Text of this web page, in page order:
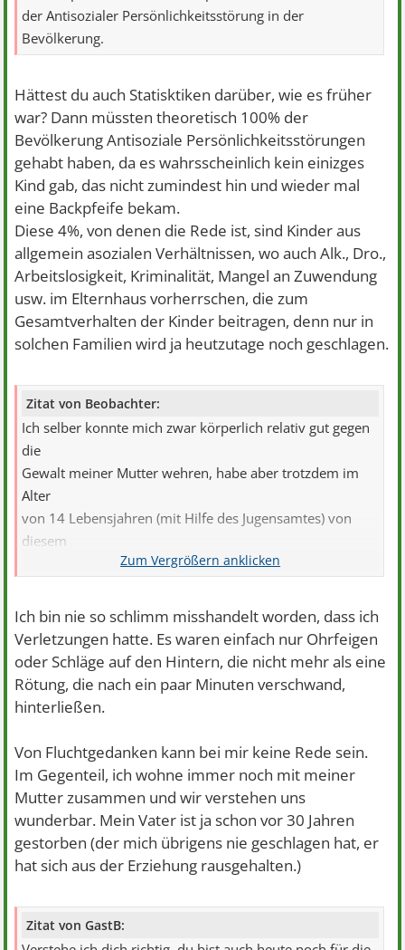
der Antisozialer Persönlichkeitsstörung in der
Bevölkerung.
Hättest du auch Statisktiken darüber, wie es früher
war? Dann müssten theoretisch 100% der
Bevölkerung Antisoziale Persönlichkeitsstörungen
gehabt haben, da es wahrsscheinlich kein einizges
Kind gab, das nicht zumindest hin und wieder mal
eine Backpfeife bekam.
Diese 4%, von denen die Rede ist, sind Kinder aus
allgemein asozialen Verhältnissen, wo auch Alk., Dro.,
Arbeitslosigkeit, Kriminalität, Mangel an Zuwendung
usw. im Elternhaus vorherrschen, die zum
Gesamtverhalten der Kinder beitragen, denn nur in
solchen Familien wird ja heutzutage noch geschlagen.
Zitat von Beobachter:
Ich selber konnte mich zwar körperlich relativ gut gegen
die
Gewalt meiner Mutter wehren, habe aber trotzdem im
Alter
von 14 Lebensjahren (mit Hilfe des Jugensamtes) von
diesem
mütterlichen Kriegsschauplatz die Flucht ergriffen.
wehrhaft, ihre
körperlichen Verletzungen sind juristisch aktenkundig
und heute
verheilt. Aber ihre seelischen Wunden bluten noch heute.
Ich bin nie so schlimm misshandelt worden, dass ich
Verletzungen hatte. Es waren einfach nur Ohrfeigen
oder Schläge auf den Hintern, die nicht mehr als eine
Rötung, die nach ein paar Minuten verschwand,
hinterließen.
Von Fluchtgedanken kann bei mir keine Rede sein.
Im Gegenteil, ich wohne immer noch mit meiner
Mutter zusammen und wir verstehen uns
wunderbar. Mein Vater ist ja schon vor 30 Jahren
gestorben (der mich übrigens nie geschlagen hat, er
hat sich aus der Erziehung rausgehalten.)
Zitat von GastB: